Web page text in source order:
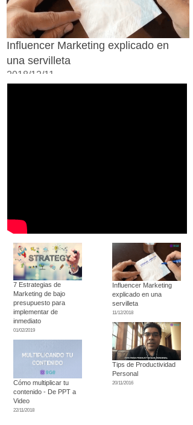
Influencer Marketing explicado en
una servilleta
2018/12/11
7 Estrategias de
Marketing de bajo
presupuesto para
implementar de
inmediato
01/02/2019
Cómo multiplicar tu
contenido - De PPT a
Video
22/11/2018
Influencer Marketing
explicado en una
servilleta
11/12/2018
Tips de Productividad
Personal
20/11/2016